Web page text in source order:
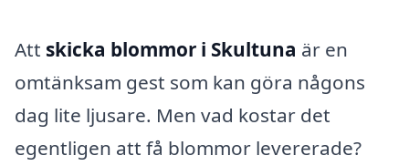
Att skicka blommor i Skultuna är en
omtänksam gest som kan göra någons
dag lite ljusare. Men vad kostar det
egentligen att få blommor levererade?